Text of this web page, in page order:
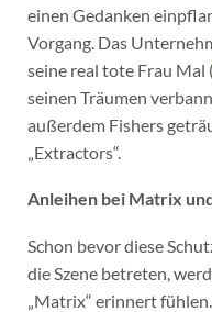
einen Gedanken
Vorgang. Das
seine real tote Frau Mal (
seinen Träumen
außerdem Fishers
„Extractors“.
Anleihen bei Matrix
Schon bevor diese
die Szene betreten,
„Matrix“ erinnert